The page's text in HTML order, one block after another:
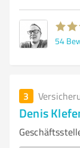
54
3
Denis